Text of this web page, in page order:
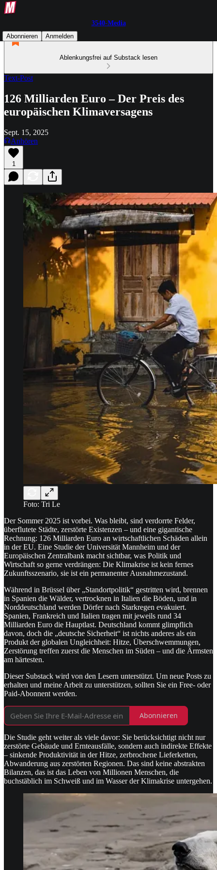
3540-Media
Abonnieren
Anmelden
Ablenkungsfrei auf Substack lesen
Text-Post
126 Milliarden Euro – Der Preis des
europäischen Klimaversagens
Sept. 15, 2025
Anhören
1
Foto: Tri Le
Der Sommer 2025 ist vorbei. Was bleibt, sind verdorrte Felder,
überflutete Städte, zerstörte Existenzen – und eine gigantische
Rechnung: 126 Milliarden Euro an wirtschaftlichen Schäden allein
in der EU. Eine Studie der Universität Mannheim und der
Europäischen Zentralbank macht sichtbar, was Politik und
Wirtschaft so gerne verdrängen: Die Klimakrise ist kein fernes
Zukunftsszenario, sie ist ein permanenter Ausnahmezustand.
Während in Brüssel über „Standortpolitik“ gestritten wird, brennen
in Spanien die Wälder, vertrocknen in Italien die Böden, und in
Norddeutschland werden Dörfer nach Starkregen evakuiert.
Spanien, Frankreich und Italien tragen mit jeweils rund 34
Milliarden Euro die Hauptlast. Deutschland kommt glimpflich
davon, doch die „deutsche Sicherheit“ ist nichts anderes als ein
Produkt der globalen Ungleichheit: Hitze, Überschwemmungen,
Zerstörung treffen zuerst die Menschen im Süden – und die Ärmsten
am härtesten.
Dieser Substack wird von den Lesern unterstützt. Um neue Posts zu
erhalten und meine Arbeit zu unterstützen, sollten Sie ein Free- oder
Paid-Abonnent werden.
Abonnieren
Die Studie geht weiter als viele davor: Sie berücksichtigt nicht nur
zerstörte Gebäude und Ernteausfälle, sondern auch indirekte Effekte
– sinkende Produktivität in der Hitze, zerbrochene Lieferketten,
Abwanderung aus zerstörten Regionen. Das sind keine abstrakten
Bilanzen, das ist das Leben von Millionen Menschen, die
buchstäblich im Schweiß und im Wasser der Klimakrise untergehen.